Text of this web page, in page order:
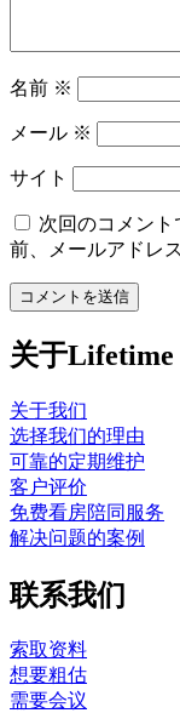
名前 ※
メール ※
サイト
次回のコメン
前、メールアドレ
关于Lifetime
关于我们
选择我们的理由
可靠的定期维护
客户评价
免费看房陪同服务
解决问题的案例
联系我们
索取资料
想要粗估
需要会议